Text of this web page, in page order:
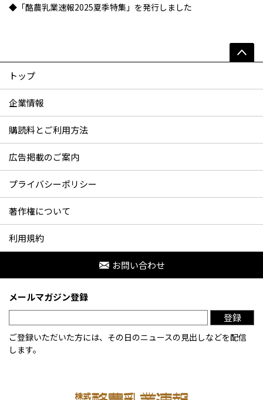
◆「酪農乳業速報2025夏季特集」を発行しました
トップ
企業情報
購読料とご利用方法
広告掲載のご案内
プライバシーポリシー
著作権について
利用規約
お問い合わせ
メールマガジン登録
登録
ご登録いただいた方には、その日のニュースの見出しなどを配信
します。